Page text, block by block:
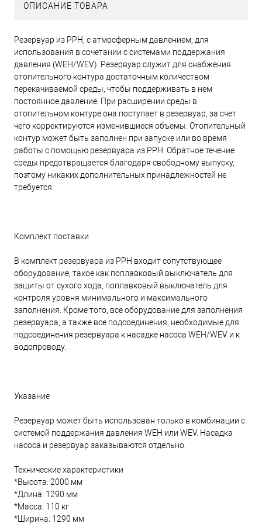
ОПИСАНИЕ ТОВАРА
Резервуар из PPH, с атмосферным давлением, для
использования в сочетании с системами поддержания
давления (WEH/WEV). Резервуар служит для снабжения
отопительного контура достаточным количеством
перекачиваемой среды, чтобы поддерживать в нем
постоянное давление. При расширении среды в
отопительном контуре она поступает в резервуар, за счет
чего корректируются изменившиеся объемы. Отопительный
контур может быть заполнен при запуске или во время
работы с помощью резервуара из PPH. Обратное течение
среды предотвращается благодаря свободному выпуску,
поэтому никаких дополнительных принадлежностей не
требуется.
Комплект поставки
В комплект резервуара из PPH входит сопутствующее
оборудование, такое как поплавковый выключатель для
защиты от сухого хода, поплавковый выключатель для
контроля уровня минимального и максимального
заполнения. Кроме того, все оборудование для заполнения
резервуара, а также все подсоединения, необходимые для
подсоединения резервуара к насадке насоса WEH/WEV и к
водопроводу.
Указание
Резервуар может быть использован только в комбинации с
системой поддержания давления WEH или WEV. Насадка
насоса и резервуар заказываются отдельно.
Технические характеристики
*Высота: 2000 мм
*Длина: 1290 мм
*Масса: 110 кг
*Ширина: 1290 мм